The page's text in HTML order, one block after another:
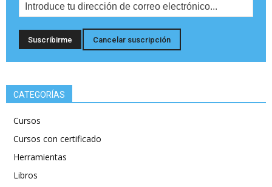
CATEGORÍAS
Cursos
Cursos con certificado
Herramientas
Libros